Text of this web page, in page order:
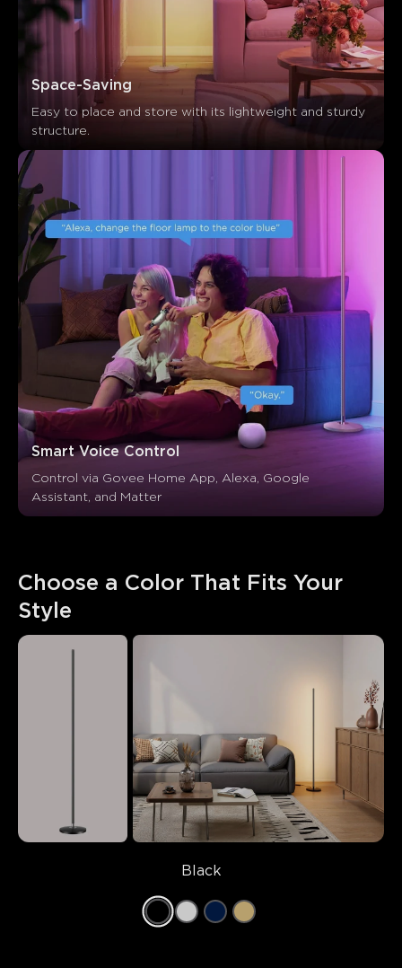
Space-Saving
Easy to place and store with its lightweight and sturdy
structure.
Smart Voice Control
Control via Govee Home App, Alexa, Google
Assistant, and Matter
Choose a Color That Fits Your
Style
Black